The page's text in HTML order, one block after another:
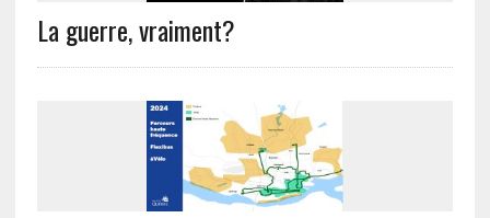
La guerre, vraiment?